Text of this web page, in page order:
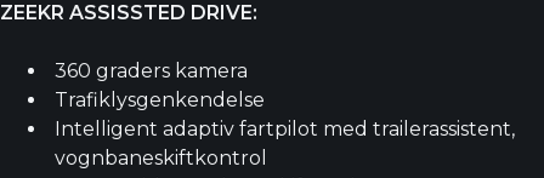
ZEEKR ASSISSTED DRIVE:
360 graders kamera
Trafiklysgenkendelse
Intelligent adaptiv fartpilot med trailerassistent,
vognbaneskiftkontrol